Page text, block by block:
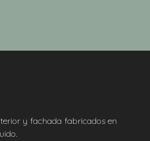
y fachada fabricados en